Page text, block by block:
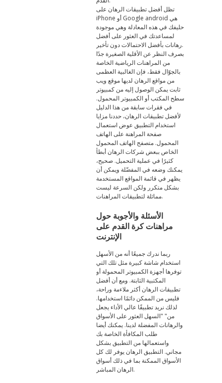
تظل أفضل تطبيقات الرهان على
iPhone أو Google android هي
حليفك في هذه المعادلة وهي موجودة
لمساعدتك في العثور على أفضل
رهانات بأفضل الاحتمالات دون تأخير.
بصرف النظر عن الأقلية الصغيرة جدًا
من المراهنات الرياضية الخاصة
بالجوّال فقط، فإن الغالبية العظمى
من مواقع الرهان لديها موقع ويب
ثابت يمكن الوصول إليه من كمبيوتر
سطح المكتب أو الكمبيوتر المحمول.
في فقرات سابقة من هذا الدليل
لأفضل تطبيقات الرهان، حددنا مزايا
استخدام التطبيق عوض استعمال
صفحة المراهنة على الهاتف
المحمول. متصفح الهاتف المحمول
الخاص ببعض شركات الرهان أبطأ
كثيرًا في عملية التحميل. صحيح،
يمكنك وضعه في المفضّلة ويمكن أن
يظهر في قائمة المواقع المستخدمة
بشكل متكرر ولكن السرعة ليست
مماثلة لتطبيقات المراهنات.
الأسئلة والأجوبة حول
مراهنات كرة القدم على
الإنترنت
ربما ندرك جميعًا أنه من الأسهل
استخدام شاشة كبيرة مثل تلك التي
توفرها أجهزة الكمبيوتر المحمولة أو
المكتبية الثابتة. ومع أن أفضل
تطبيقات الرهان أكثر ملاءمة وراحة،
فليس من الممكن دائمًا استخدامها.
لذلك نريد تطبيقًا عالي الأداء يجعل
من" "السهل العثور على الأسواق
والرهانات المفضلة لدينا. يمكنك أيضا
طلب المكافأة الخاصة بك
واستعمالها من التطبيق بشكل
مجاني. التطبيق الرهان يوفر لك كل
الأسواق الممكنة بما في ذلك أسواق
الرهان المباشر.